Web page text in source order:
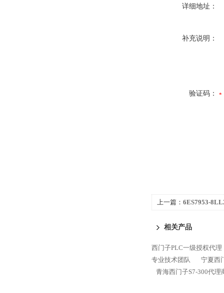
详细地址：
补充说明：
验证码：
上一篇： 6ES7953-
相关产品
西门子PLC一级授权代理
专业技术团队
宁夏西
青海西门子S7-300代理